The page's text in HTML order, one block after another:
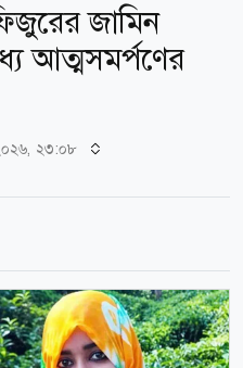
জামিন
আত্মসমর্পণের
২৩:০৮